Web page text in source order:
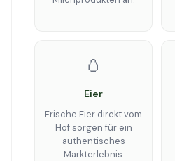
🥚
Eier
Frische Eier direkt vom
Hof sorgen für ein
authentisches
Markterlebnis.